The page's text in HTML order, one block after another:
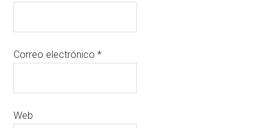
Correo electrónico*
Web